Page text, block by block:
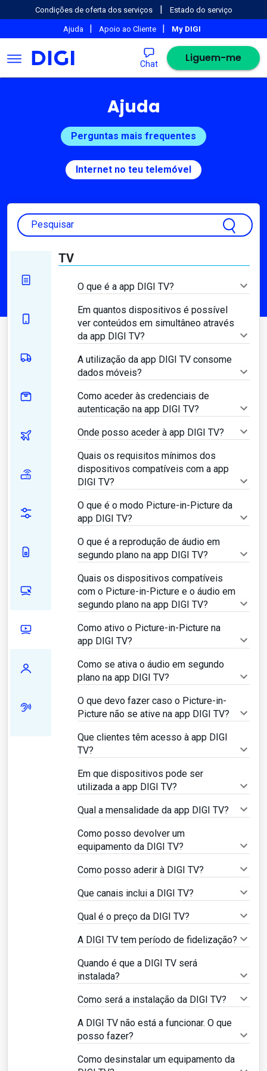
Condições de oferta dos serviços | Estado do serviço
Ajuda | Apoio ao Cliente | My DIGI
Chat Liguem-me
Ajuda
Perguntas mais frequentes
Internet no teu telemóvel
Pesquisar
TV
O que é a app DIGI TV?
Em quantos dispositivos é possível
ver conteúdos em simultâneo através
da app DIGI TV?
A utilização da app DIGI TV consome
dados móveis?
Como aceder às credenciais de
autenticação na app DIGI TV?
Onde posso aceder à app DIGI TV?
Quais os requisitos mínimos dos
dispositivos compatíveis com a app
DIGI TV?
O que é o modo Picture-in-Picture da
app DIGI TV?
O que é a reprodução de áudio em
segundo plano na app DIGI TV?
Quais os dispositivos compatíveis
com o Picture-in-Picture e o áudio em
segundo plano na app DIGI TV?
Como ativo o Picture-in-Picture na
app DIGI TV?
Como se ativa o áudio em segundo
plano na app DIGI TV?
O que devo fazer caso o Picture-in-
Picture não se ative na app DIGI TV?
Que clientes têm acesso à app DIGI
TV?
Em que dispositivos pode ser
utilizada a app DIGI TV?
Qual a mensalidade da app DIGI TV?
Como posso devolver um
equipamento da DIGI TV?
Como posso aderir à DIGI TV?
Que canais inclui a DIGI TV?
Qual é o preço da DIGI TV?
A DIGI TV tem período de fidelização?
Quando é que a DIGI TV será
instalada?
Como será a instalação da DIGI TV?
A DIGI TV não está a funcionar. O que
posso fazer?
Como desinstalar um equipamento da